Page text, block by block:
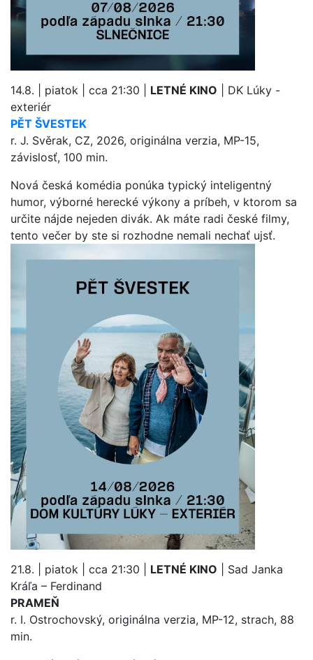
14.8. | piatok | cca 21:30 | LETNÉ KINO | DK Lúky -
exteriér
PĚT ŠVESTEK
r. J. Svěrak, CZ, 2026, originálna verzia, MP-15,
závislosť, 100 min.
Nová česká komédia ponúka typický inteligentný
humor, výborné herecké výkony a príbeh, v ktorom sa
určite nájde nejeden divák. Ak máte radi české filmy,
tento večer by ste si rozhodne nemali nechať ujsť.
21.8. | piatok | cca 21:30 | LETNÉ KINO | Sad Janka
Kráľa – Ferdinand
PRAMEŇ
r. I. Ostrochovský, originálna verzia, MP-12, strach, 88
min.